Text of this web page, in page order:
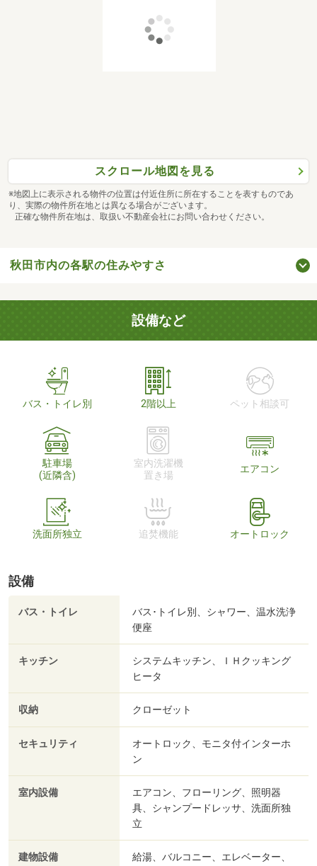
スクロール地図を見る
※地図上に表示される物件の位置は付近住所に所在することを表すものであ
り、実際の物件所在地とは異なる場合がございます。
正確な物件所在地は、取扱い不動産会社にお問い合わせください。
秋田市内の各駅の住みやすさ
設備など
バス・トイレ別 2階以上 ペット相談可
駐車場
(近隣含)
室内洗濯機
置き場
エアコン
洗面所独立 追焚機能 オートロック
設備
バス・トイレ
バス･トイレ別、シャワー、温水洗浄
便座
キッチン
システムキッチン、ＩＨクッキング
ヒータ
収納 クローゼット
セキュリティ
オートロック、モニタ付インターホ
ン
室内設備
エアコン、フローリング、照明器
具、シャンプードレッサ、洗面所独
立
建物設備
給湯、バルコニー、エレベーター、